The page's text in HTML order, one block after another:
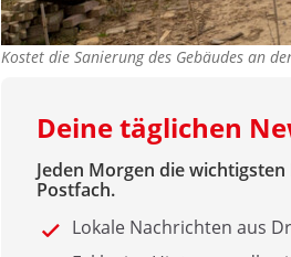
Kostet die Sanierung des Gebäudes an
Deine täglichen
Jeden Morgen die
Postfach.
Lokale Nachrichten aus